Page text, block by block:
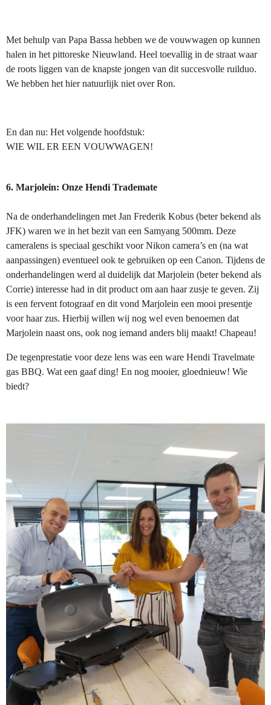
Met behulp van Papa Bassa hebben we de vouwwagen op kunnen
halen in het pittoreske Nieuwland. Heel toevallig in de straat waar
de roots liggen van de knapste jongen van dit succesvolle ruilduo.
We hebben het hier natuurlijk niet over Ron.
En dan nu: Het volgende hoofdstuk:
WIE WIL ER EEN VOUWWAGEN!
6. Marjolein: Onze Hendi Trademate
Na de onderhandelingen met Jan Frederik Kobus (beter bekend als
JFK) waren we in het bezit van een Samyang 500mm. Deze
cameralens is speciaal geschikt voor Nikon camera’s en (na wat
aanpassingen) eventueel ook te gebruiken op een Canon. Tijdens de
onderhandelingen werd al duidelijk dat Marjolein (beter bekend als
Corrie) interesse had in dit product om aan haar zusje te geven. Zij
is een fervent fotograaf en dit vond Marjolein een mooi presentje
voor haar zus. Hierbij willen wij nog wel even benoemen dat
Marjolein naast ons, ook nog iemand anders blij maakt! Chapeau!
De tegenprestatie voor deze lens was een ware Hendi Travelmate
gas BBQ. Wat een gaaf ding! En nog mooier, gloednieuw! Wie
biedt?